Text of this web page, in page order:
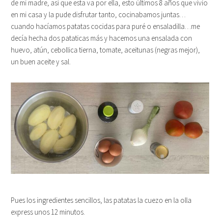
de mi madre, así que esta va por ella, esto últimos 8 años que vivio
en mi casa y la pude disfrutar tanto, cocinabamos juntas…
cuando hacíamos patatas cocidas para puré o ensaladilla…me
decía hecha dos pataticas más y hacemos una ensalada con
huevo, atún, cebollica tierna, tomate, aceitunas (negras mejor),
un buen aceite y sal.
Pues los ingredientes sencillos, las patatas la cuezo en la olla
express unos 12 minutos.